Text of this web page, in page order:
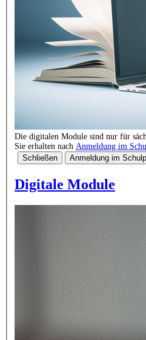
Sie erhalten nach Anmeldung im
Schließen
Anmeldung im
Digitale Module